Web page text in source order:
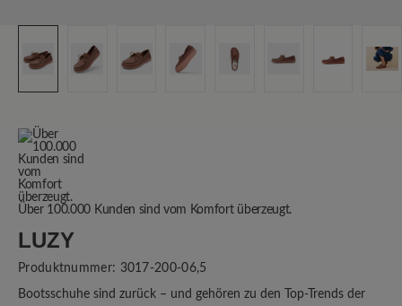
Über 100.000 Kunden sind vom Komfort überzeugt.
LUZY
Produktnummer: 3017-200-06,5
Bootsschuhe sind zurück – und gehören zu den Top-Trends der